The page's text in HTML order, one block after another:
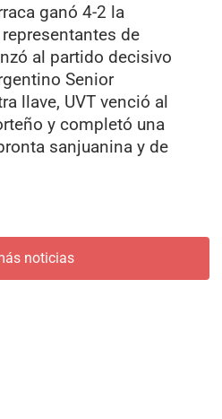
ganó 4-2 la
de
al partido decisivo
Senior
llave, UVT venció al
y completó una
sanjuanina y de
noticias